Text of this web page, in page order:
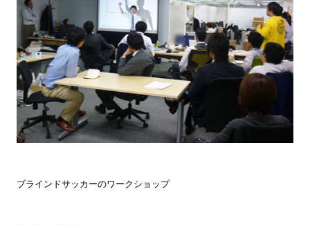
ブラインドサッカーのワークショップ